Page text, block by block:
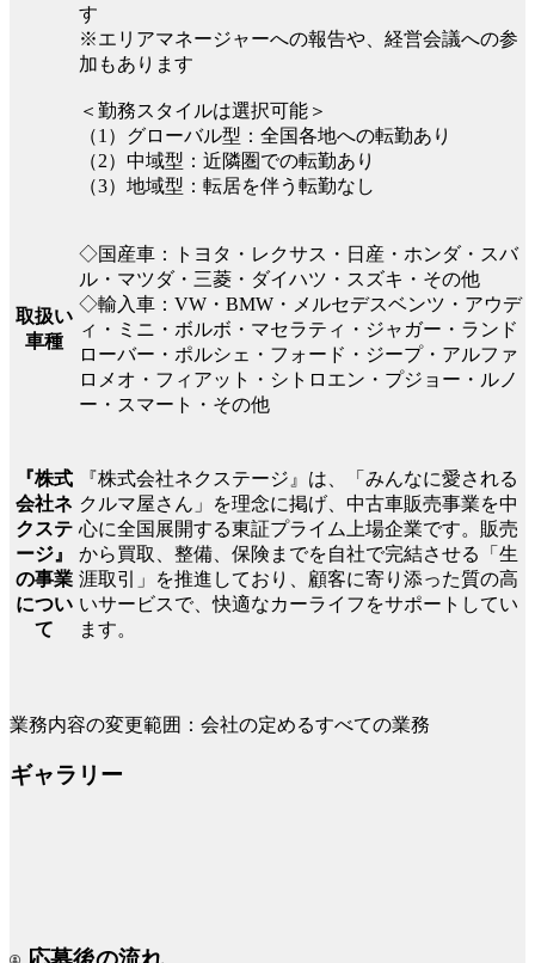
す
※エリアマネージャーへの報告や、経営会議への参
加もあります
＜勤務スタイルは選択可能＞
（1）グローバル型：全国各地への転勤あり
（2）中域型：近隣圏での転勤あり
（3）地域型：転居を伴う転勤なし
取扱い
車種
◇国産車：トヨタ・レクサス・日産・ホンダ・スバ
ル・マツダ・三菱・ダイハツ・スズキ・その他
◇輸入車：VW・BMW・メルセデスベンツ・アウデ
ィ・ミニ・ボルボ・マセラティ・ジャガー・ランド
ローバー・ポルシェ・フォード・ジープ・アルファ
ロメオ・フィアット・シトロエン・プジョー・ルノ
ー・スマート・その他
『株式
会社ネ
クステ
ージ』
の事業
につい
て
『株式会社ネクステージ』は、「みんなに愛される
クルマ屋さん」を理念に掲げ、中古車販売事業を中
心に全国展開する東証プライム上場企業です。販売
から買取、整備、保険までを自社で完結させる「生
涯取引」を推進しており、顧客に寄り添った質の高
いサービスで、快適なカーライフをサポートしてい
ます。
業務内容の変更範囲：会社の定めるすべての業務
ギャラリー